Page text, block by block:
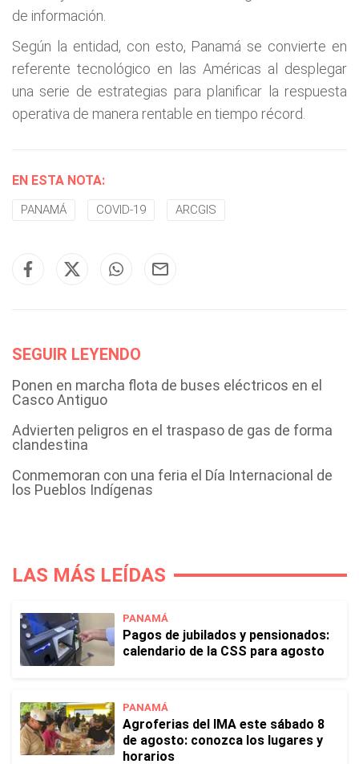
de información.
Según la entidad, con esto, Panamá se convierte en
referente tecnológico en las Américas al desplegar
una serie de estrategias para planificar la respuesta
operativa de manera rentable en tiempo récord.
EN ESTA NOTA:
PANAMÁ COVID-19 ARCGIS
SEGUIR LEYENDO
Ponen en marcha flota de buses eléctricos en el
Casco Antiguo
Advierten peligros en el traspaso de gas de forma
clandestina
Conmemoran con una feria el Día Internacional de
los Pueblos Indígenas
LAS MÁS LEÍDAS
PANAMÁ
Pagos de jubilados y pensionados:
calendario de la CSS para agosto
PANAMÁ
Agroferias del IMA este sábado 8
de agosto: conozca los lugares y
horarios